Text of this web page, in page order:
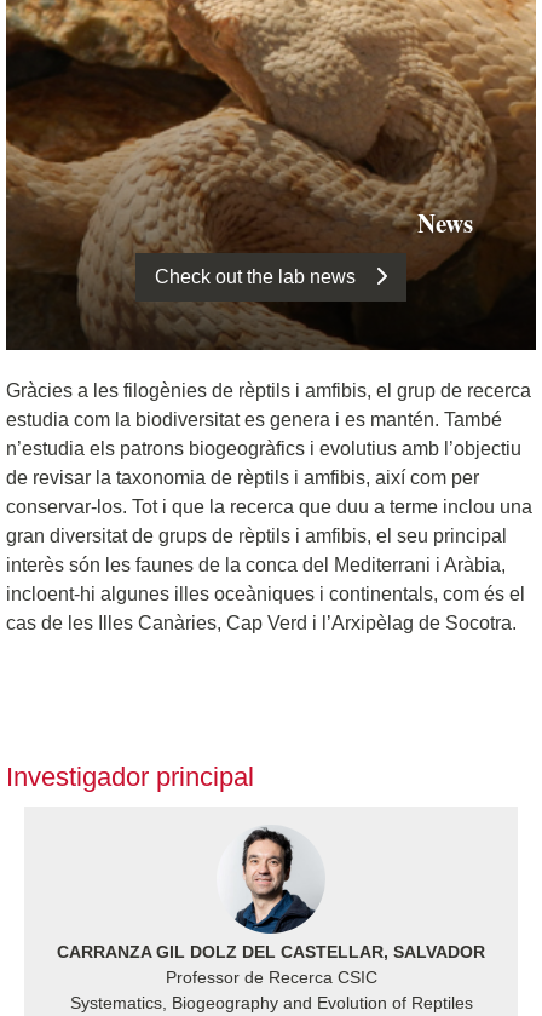
News
Check out the lab news
Gràcies a les filogènies de rèptils i amfibis, el grup de recerca
estudia com la biodiversitat es genera i es mantén. També
n’estudia els patrons biogeogràfics i evolutius amb l’objectiu
de revisar la taxonomia de rèptils i amfibis, així com per
conservar-los. Tot i que la recerca que duu a terme inclou una
gran diversitat de grups de rèptils i amfibis, el seu principal
interès són les faunes de la conca del Mediterrani i Aràbia,
incloent-hi algunes illes oceàniques i continentals, com és el
cas de les Illes Canàries, Cap Verd i l’Arxipèlag de Socotra.
Investigador principal
CARRANZA GIL DOLZ DEL CASTELLAR, SALVADOR
Professor de Recerca CSIC
Systematics, Biogeography and Evolution of Reptiles